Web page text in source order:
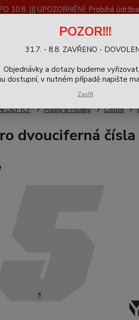
10.8. ||| UPOZORNĚNÍ: Probíhá
Zpětný odběr výrobků
Hledat
DÍLY YCF Plasty & Polepy Číslice
dvouciferná
POZOR!!!
31.7. - 8.8. ZAVŘENO -
Objednávky a dotazy budeme
dostupní, v nutném případě napište
Zavřít